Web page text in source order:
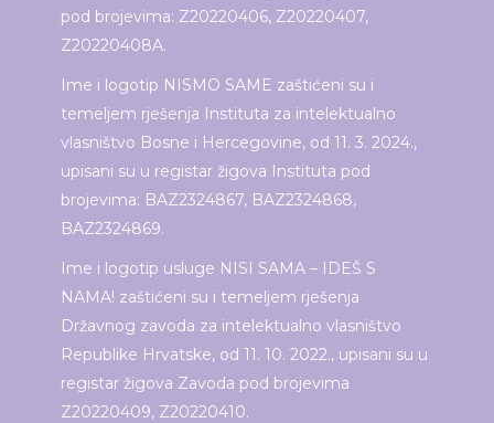
pod brojevima: Z20220406, Z20220407,
Z20220408A.
Ime i logotip NISMO SAME zaštićeni su i
temeljem rješenja Instituta za intelektualno
vlasništvo Bosne i Hercegovine, od 11. 3. 2024.,
upisani su u registar žigova Instituta pod
brojevima: BAZ2324867, BAZ2324868,
BAZ2324869.
Ime i logotip usluge NISI SAMA – IDEŠ S
NAMA! zaštićeni su i temeljem rješenja
Državnog zavoda za intelektualno vlasništvo
Republike Hrvatske, od 11. 10. 2022., upisani su u
registar žigova Zavoda pod brojevima
Z20220409, Z20220410.